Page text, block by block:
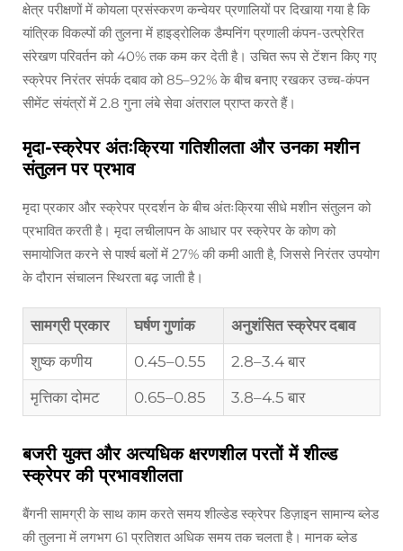
क्षेत्र परीक्षणों में कोयला प्रसंस्करण कन्वेयर प्रणालियों पर दिखाया गया है कि
यांत्रिक विकल्पों की तुलना में हाइड्रोलिक डैम्पनिंग प्रणाली कंपन-उत्प्रेरित
संरेखण परिवर्तन को 40% तक कम कर देती है। उचित रूप से टेंशन किए गए
स्क्रेपर निरंतर संपर्क दबाव को 85–92% के बीच बनाए रखकर उच्च-कंपन
सीमेंट संयंत्रों में 2.8 गुना लंबे सेवा अंतराल प्राप्त करते हैं।
मृदा-स्क्रेपर अंतःक्रिया गतिशीलता और उनका मशीन
संतुलन पर प्रभाव
मृदा प्रकार और स्क्रेपर प्रदर्शन के बीच अंतःक्रिया सीधे मशीन संतुलन को
प्रभावित करती है। मृदा लचीलापन के आधार पर स्क्रेपर के कोण को
समायोजित करने से पार्श्व बलों में 27% की कमी आती है, जिससे निरंतर उपयोग
के दौरान संचालन स्थिरता बढ़ जाती है।
सामग्री प्रकार घर्षण गुणांक
अनुशंसित स्क्रेपर दबाव
शुष्क कणीय
0.45–0.55
2.8–3.4 बार
मृत्तिका दोमट
0.65–0.85 3.8–4.5 बार
बजरी युक्त और अत्यधिक क्षरणशील परतों में शील्ड
स्क्रेपर की प्रभावशीलता
बैंगनी सामग्री के साथ काम करते समय शील्डेड स्क्रेपर डिज़ाइन सामान्य ब्लेड
की तुलना में लगभग 61 प्रतिशत अधिक समय तक चलता है। मानक ब्लेड